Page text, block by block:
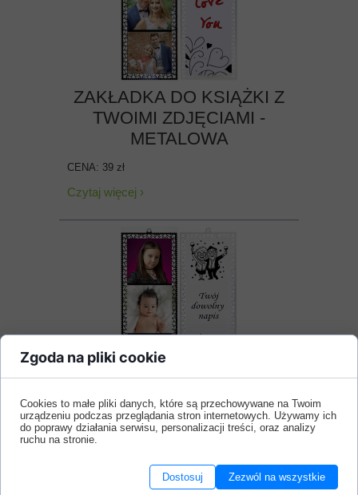
ZAKŁADKA DO KSIĄŻKI Z
TWOIMI ZDJĘCIAMI -
METALOWA
CENA: 39 zł
Czytaj więcej ›
ZAKŁADKA DO KSIĄŻKI Z
TWOIMI ZDJĘCIAMI -
METALOWA dla babci i
dziadka
Zgoda na pliki cookie
Cookies to małe pliki danych, które są przechowywane na Twoim
urządzeniu podczas przeglądania stron internetowych. Używamy ich
do poprawy działania serwisu, personalizacji treści, oraz analizy
ruchu na stronie.
Dostosuj Zezwól na wszystkie